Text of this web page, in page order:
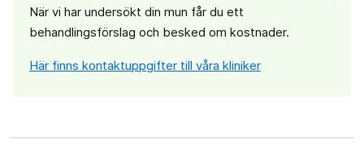
När vi har undersökt din mun får du ett
behandlingsförslag och besked om kostnader.
Här finns kontaktuppgifter till våra kliniker